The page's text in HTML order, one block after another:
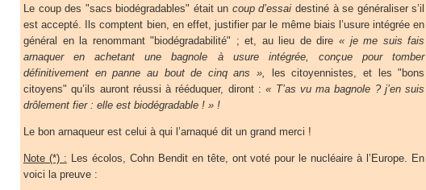
Le coup des "sacs biodégradables" était un coup d’essai destiné à se généraliser s’il
est accepté. Ils comptent bien, en effet, justifier par le même biais l’usure intégrée en
général en la renommant "biodégradabilité" ; et, au lieu de dire « je me suis fais
arnaquer en achetant une bagnole à usure intégrée, conçue pour tomber
définitivement en panne au bout de cinq ans »,
les citoyennistes, et les "bons
citoyens" qu’ils auront réussi à rééduquer, diront :« T’as vu ma bagnole ? j’en suis
drôlement fier : elle est biodégradable ! » !
Le bon arnaqueur est celui à qui l’arnaqué dit un grand merci !
Note (*) : Les écolos, Cohn Bendit en tête, ont voté pour le nucléaire à l’Europe. En
voici la preuve :